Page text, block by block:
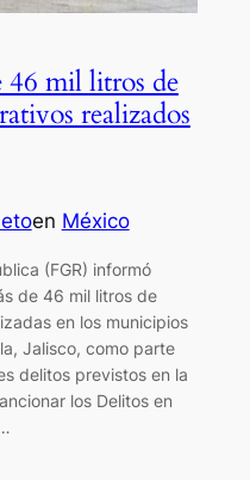
46 mil litros de
realizados
en México
(FGR) informó
de 46 mil litros de
en los municipios
Jalisco, como parte
delitos previstos en la
los Delitos en